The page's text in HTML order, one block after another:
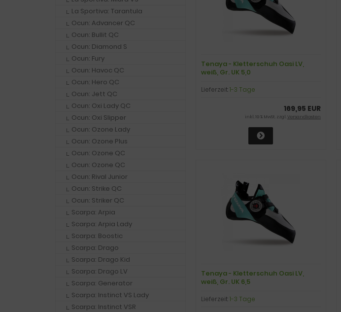
Tenaya - Kletterschuh Oasi LV,
weiß, Gr. UK 5,0
Lieferzeit:1-3 Tage
169,95 EUR
inkl. 19 % MwSt. zzgl.Versandkosten
Tenaya - Kletterschuh Oasi LV,
weiß, Gr. UK 6,5
Lieferzeit:1-3 Tage
La Sportiva: Tarantula
Ocun: Advancer QC
Ocun: Bullit QC
Ocun: Diamond S
Ocun: Fury
Ocun: Havoc QC
Ocun: Hero QC
Ocun: Jett QC
Ocun: Oxi Lady QC
Ocun: Oxi Slipper
Ocun: Ozone Lady
Ocun: Ozone Plus
Ocun: Ozone QC
Ocun: Ozone QC
Ocun: Rival Junior
Ocun: Strike QC
Ocun: Striker QC
Scarpa: Arpia
Scarpa: Arpia Lady
Scarpa: Boostic
Scarpa: Drago
Scarpa: Drago Kid
Scarpa: Drago LV
Scarpa: Generator
Scarpa: Instinct VS Lady
Scarpa: Instinct VSR